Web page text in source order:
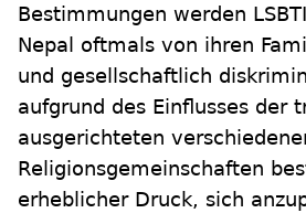
Bestimmungen werden
Nepal oftmals von ihren
und gesellschaftlich
aufgrund des Einflusses der
ausgerichteten
Religionsgemeinschaften
erheblicher Druck, sich